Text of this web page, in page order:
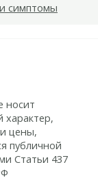
симптомы
носит
цены,
публичной
Статьи 437